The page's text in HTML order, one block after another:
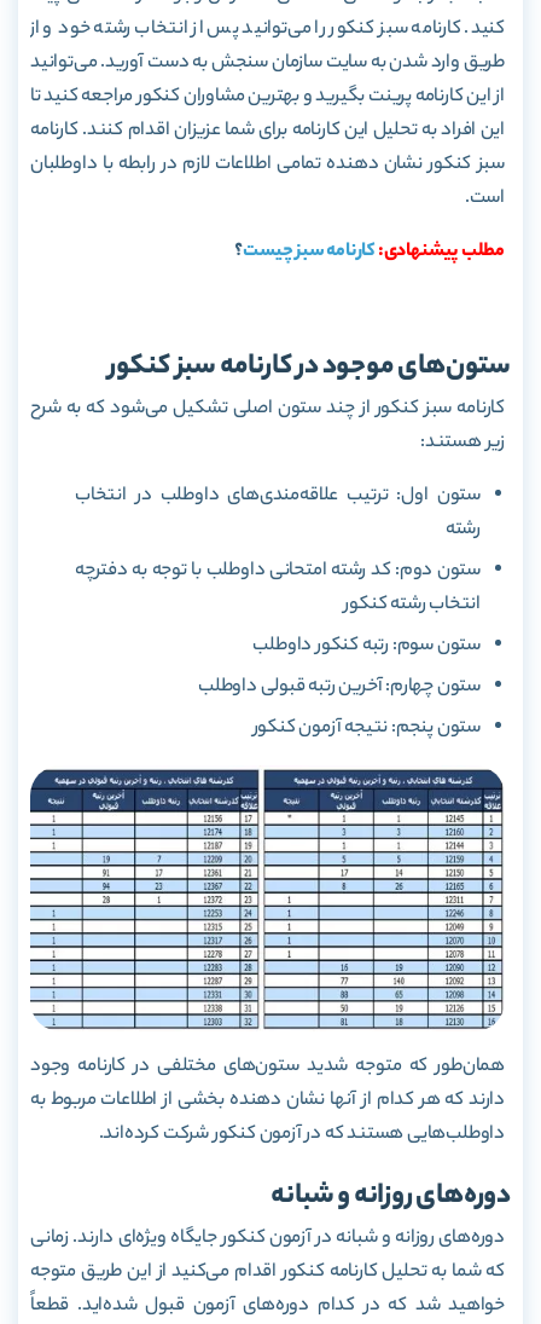
کنید. کارنامه سبز کنکور را می‌توانید پس از انتخاب رشته خود و از
طریق وارد شدن به سایت سازمان سنجش به دست آورید. می‌توانید
از این کارنامه پرینت بگیرید و بهترین مشاوران کنکور مراجعه کنید تا
این افراد به تحلیل این کارنامه برای شما عزیزان اقدام کنند. کارنامه
سبز کنکور نشان دهنده تمامی اطلاعات لازم در رابطه با داوطلبان
است.
مطلب پیشنهادی:کارنامه سبز چیست؟
ستون‌های موجود در کارنامه سبز کنکور
کارنامه سبز کنکور از چند ستون اصلی تشکیل می‌شود که به شرح
زیر هستند:
ستون اول: ترتیب علاقه‌مندی‌های داوطلب در انتخاب
رشته
ستون دوم: کد رشته امتحانی داوطلب با توجه به دفترچه
انتخاب رشته کنکور
ستون سوم: رتبه کنکور داوطلب
ستون چهارم: آخرین رتبه قبولی داوطلب
ستون پنجم: نتیجه آزمون کنکور
همان‌طور که متوجه شدید ستون‌های مختلفی در کارنامه وجود
دارند که هر کدام از آنها نشان دهنده بخشی از اطلاعات مربوط به
داوطلب‌هایی هستند که در آزمون کنکور شرکت کرده‌اند.
دوره‌های روزانه و شبانه
دوره‌های روزانه و شبانه در آزمون کنکور جایگاه ویژه‌ای دارند. زمانی
که شما به تحلیل کارنامه کنکور اقدام می‌کنید از این طریق متوجه
خواهید شد که در کدام دوره‌های آزمون قبول شده‌اید. قطعاً